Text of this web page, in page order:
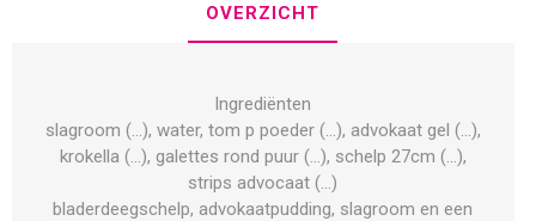
OVERZICHT
Ingrediënten
slagroom (...), water, tom p poeder (...), advokaat gel (...),
krokella (...), galettes rond puur (...), schelp 27cm (...),
strips advocaat (...)
bladerdeegschelp, advokaatpudding, slagroom en een